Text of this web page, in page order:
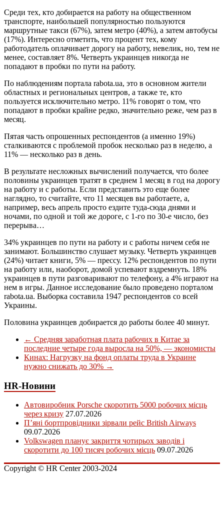
Среди тех, кто добирается на работу на общественном
транспорте, наибольшей популярностью пользуются
маршрутные такси (67%), затем метро (40%), а затем автобусы
(17%). Интересно отметить, что процент тех, кому
работодатель оплачивает дорогу на работу, невелик, но, тем не
менее, составляет 8%. Четверть украинцев никогда не
попадают в пробки по пути на работу.
По наблюдениям портала rabota.ua, это в основном жители
областных и региональных центров, а также те, кто
пользуется исключительно метро. 11% говорят о том, что
попадают в пробки крайне редко, значительно реже, чем раз в
месяц.
Пятая часть опрошенных респондентов (а именно 19%)
сталкиваются с проблемой пробок несколько раз в неделю, а
11% — несколько раз в день.
В результате несложных вычислений получается, что более
половины украинцев тратят в среднем 1 месяц в год на дорогу
на работу и с работы. Если представить это еще более
наглядно, то считайте, что 11 месяцев вы работаете, а,
например, весь апрель просто ездите туда-сюда днями и
ночами, по одной и той же дороге, с 1-го по 30-е число, без
перерыва…
34% украинцев по пути на работу и с работы ничем себя не
занимают. Большинство слушает музыку. Четверть украинцев
(24%) читает книги, 5% — прессу. 12% респондентов по пути
на работу или, наоборот, домой успевают вздремнуть. 18%
украинцев в пути разговаривают по телефону, а 4% играют на
нем в игры. Данное исследование было проведено порталом
rabota.ua. Выборка составила 1947 респондентов со всей
Украины.
Половина украинцев добирается до работы более 40 минут.
← Средняя заработная плата рабочих в Китае за
последние четыре года выросла на 50%, — экономисты
Кинах: Нагрузку на фонд оплаты труда в Украине
нужно снижать до 30% →
HR-Новини
Автовиробник Porsche скоротить 5000 робочих місць
через кризу 27.07.2026
П’яні бортпровідники зірвали рейс British Airways
09.07.2026
Volkswagen планує закриття чотирьох заводів і
скоротити до 100 тисяч робочих місць 09.07.2026
Copyright © HR Center 2003-2024